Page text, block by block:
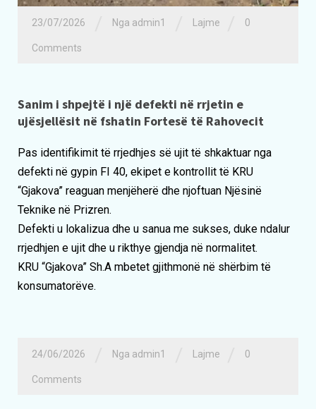
23/07/2026 Nga admin1 Lajme 0
Comments
Sanim i shpejtë i një defekti në rrjetin e
ujësjellësit në fshatin Fortesë të Rahovecit
Pas identifikimit të rrjedhjes së ujit të shkaktuar nga
defekti në gypin FI 40, ekipet e kontrollit të KRU
“Gjakova” reaguan menjëherë dhe njoftuan Njësinë
Teknike në Prizren.
Defekti u lokalizua dhe u sanua me sukses, duke ndalur
rrjedhjen e ujit dhe u rikthye gjendja në normalitet.
KRU “Gjakova” Sh.A mbetet gjithmonë në shërbim të
konsumatorëve.
24/06/2026 Nga admin1 Lajme 0
Comments